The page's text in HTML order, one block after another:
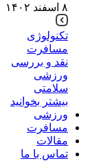
۸ اسفند ۱۴۰۲
تکنولوژی
مسافرت
نقد و بررسی
ورزشی
سلامتی
بیشتر بخوانید
ورزشی
مسافرت
مقالات
تماس با ما